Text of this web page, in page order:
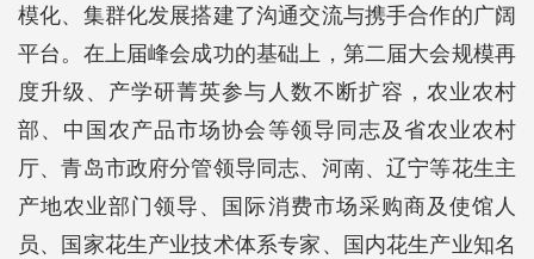
模化、集群化发展搭建了沟通交流与携手合作的广阔
平台。在上届峰会成功的基础上，第二届大会规模再
度升级、产学研菁英参与人数不断扩容，农业农村
部、中国农产品市场协会等领导同志及省农业农村
厅、青岛市政府分管领导同志、河南、辽宁等花生主
产地农业部门领导、国际消费市场采购商及使馆人
员、国家花生产业技术体系专家、国内花生产业知名